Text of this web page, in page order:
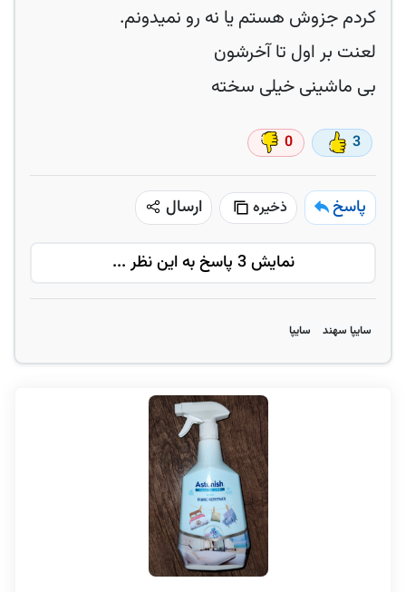
بی ماشینی خیلی سخته
3
0
پاسخ ذخیره ارسال
نمایش 3 پاسخ به این نظر ...
سایپا سهند سایپا